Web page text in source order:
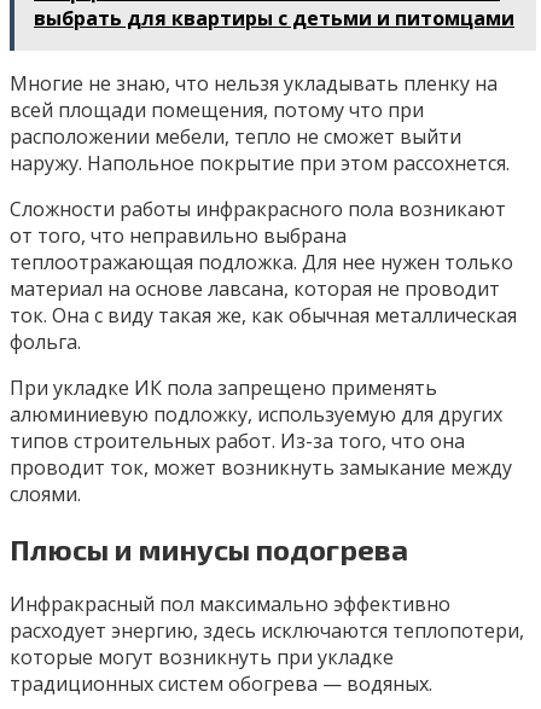
выбрать для квартиры с детьми и питомцами
Многие не знаю, что нельзя укладывать пленку на
всей площади помещения, потому что при
расположении мебели, тепло не сможет выйти
наружу. Напольное покрытие при этом рассохнется.
Сложности работы инфракрасного пола возникают
от того, что неправильно выбрана
теплоотражающая подложка. Для нее нужен только
материал на основе лавсана, которая не проводит
ток. Она с виду такая же, как обычная металлическая
фольга.
При укладке ИК пола запрещено применять
алюминиевую подложку, используемую для других
типов строительных работ. Из-за того, что она
проводит ток, может возникнуть замыкание между
слоями.
Плюсы и минусы подогрева
Инфракрасный пол максимально эффективно
расходует энергию, здесь исключаются теплопотери,
которые могут возникнуть при укладке
традиционных систем обогрева — водяных.